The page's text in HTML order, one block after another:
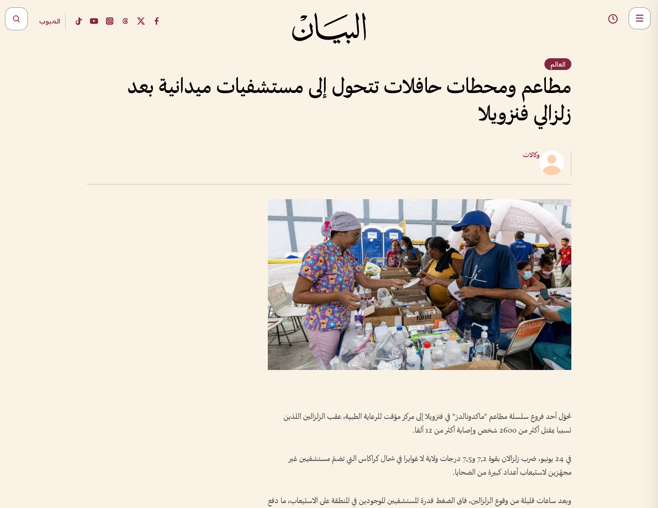
المبوب
العالم
مطاعم ومحطات حافلات تتحول إلى مستشفيات ميدانية بعد
زلزالي فنزويلا
وكالات
تحوّل أحد فروع سلسلة مطاعم "ماكدونالدز" في فنزويلا إلى مركز مؤقت للرعاية الطبية، عقب الزلزالين اللذين
تسببا بمقتل أكثر من 2600 شخص وإصابة أكثر من 12 ألفا.
في 24 يونيو، ضرب زلزالان بقوة 7,2 و7,5 درجات ولاية لا غوايرا في شمال كراكاس التي تضمّ مستشفيين غير
مجهّزين لاستيعاب أعداد كبيرة من الضحايا.
وبعد ساعات قليلة من وقوع الزلزالين، فاق الضغط قدرة المستشفيين الموجودين في المنطقة على الاستيعاب، ما دفع